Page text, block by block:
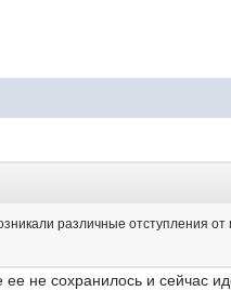
различные отступления
не сохранилось и сейчас